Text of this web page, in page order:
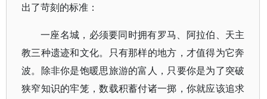
出了苛刻的标准：
一座名城，必须要同时拥有罗马、阿拉伯、天主
教三种遗迹和文化。只有那样的地方，才值得为它奔
波。除非你是饱暖思旅游的富人，只要你是为了突破
狭窄知识的牢笼，数载积蓄付诸一掷，你就应该追求